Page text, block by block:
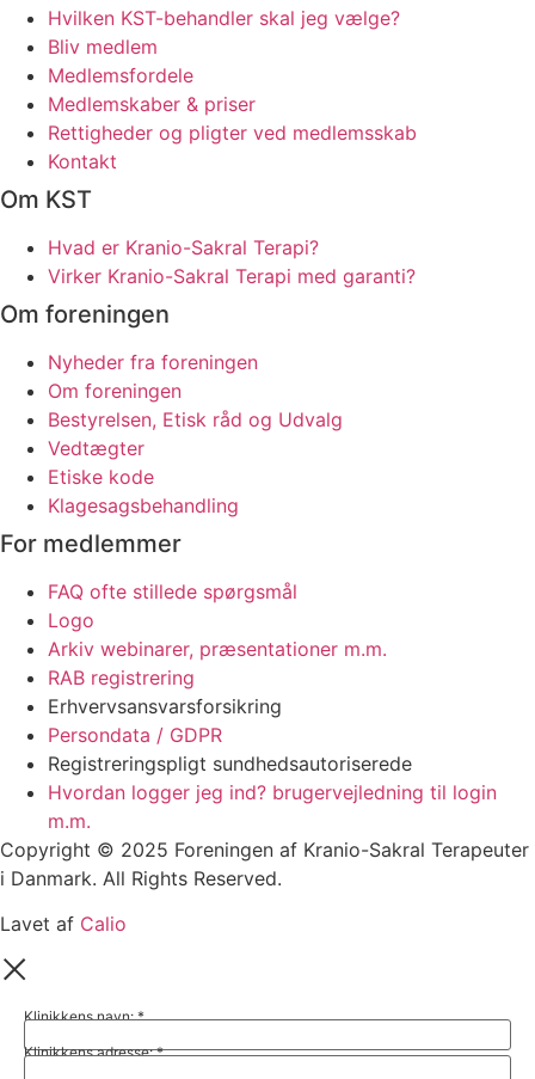
Hvilken KST-behandler skal jeg vælge?
Bliv medlem
Medlemsfordele
Medlemskaber & priser
Rettigheder og pligter ved medlemsskab
Kontakt
Om KST
Hvad er Kranio-Sakral Terapi?
Virker Kranio-Sakral Terapi med garanti?
Om foreningen
Nyheder fra foreningen
Om foreningen
Bestyrelsen, Etisk råd og Udvalg
Vedtægter
Etiske kode
Klagesagsbehandling
For medlemmer
FAQ ofte stillede spørgsmål
Logo
Arkiv webinarer, præsentationer m.m.
RAB registrering
Erhvervsansvarsforsikring
Persondata / GDPR
Registreringspligt sundhedsautoriserede
Hvordan logger jeg ind? brugervejledning til login
m.m.
Copyright © 2025 Foreningen af Kranio-Sakral Terapeuter
i Danmark. All Rights Reserved.
Lavet af Calio
Klinikkens navn:*
Klinikkens adresse:*